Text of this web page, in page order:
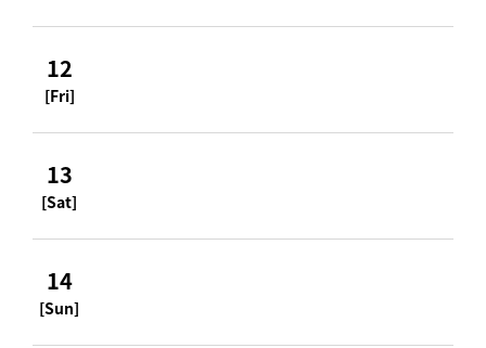
12
[Fri]
13
[Sat]
14
[Sun]